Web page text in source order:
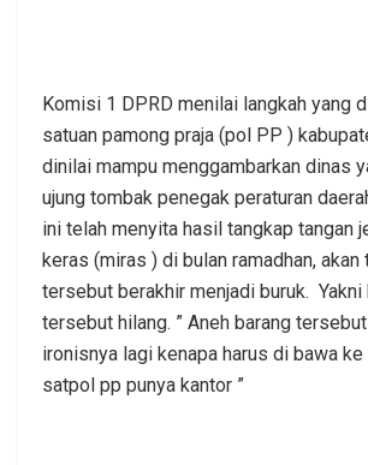
Komisi 1 DPRD menilai langkah yang
satuan pamong praja (pol PP )
dinilai mampu menggambarkan dinas
ujung tombak penegak peraturan
ini telah menyita hasil tangkap tangan
keras (miras ) di bulan ramadhan,
tersebut berakhir menjadi buruk. Yakni
tersebut hilang. ” Aneh barang
ironisnya lagi kenapa harus di bawa
satpol pp punya kantor ”